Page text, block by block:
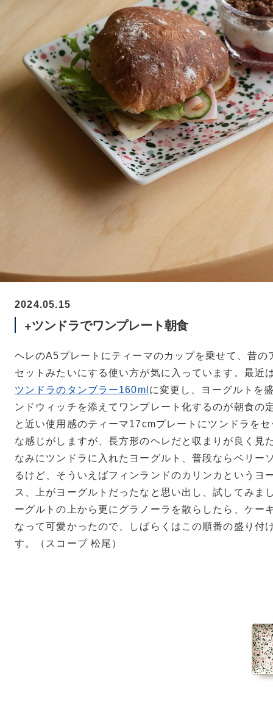
2024.05.15
+ツンドラでワンプレート朝食
ヘレのA5プレートにティーマのカップを乗せて、昔の
セットみたいにする使い方が気に入っています。最近
ツンドラのタンブラー160ml に変更し、ヨーグルトを
ンドウィッチを添えてワンプレート化するのが朝食の
と近い使用感のティーマ17cmプレートにツンドラを
な感じがしますが、長方形のヘレだと収まりが良く見
なみにツンドラに入れたヨーグルト、普段ならベリー
るけど、そういえばフィンランドのカリンカというヨ
ス、上がヨーグルトだったなと思い出し、試してみま
ーグルトの上から更にグラノーラを散らしたら、ケー
なって可愛かったので、しばらくはこの順番の盛り付
す。（スコープ 松尾）